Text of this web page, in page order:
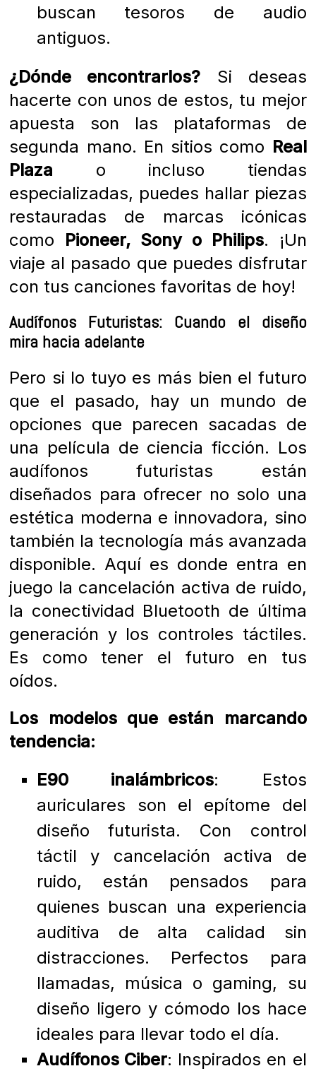
buscan tesoros de audio
antiguos.
¿Dónde encontrarlos? Si deseas
hacerte con unos de estos, tu mejor
apuesta son las plataformas de
segunda mano. En sitios como Real
Plaza o incluso tiendas
especializadas, puedes hallar piezas
restauradas de marcas icónicas
como Pioneer, Sony o Philips. ¡Un
viaje al pasado que puedes disfrutar
con tus canciones favoritas de hoy!
Audífonos Futuristas: Cuando el diseño
mira hacia adelante
Pero si lo tuyo es más bien el futuro
que el pasado, hay un mundo de
opciones que parecen sacadas de
una película de ciencia ficción. Los
audífonos futuristas están
diseñados para ofrecer no solo una
estética moderna e innovadora, sino
también la tecnología más avanzada
disponible. Aquí es donde entra en
juego la cancelación activa de ruido,
la conectividad Bluetooth de última
generación y los controles táctiles.
Es como tener el futuro en tus
oídos.
Los modelos que están marcando
tendencia:
E90 inalámbricos: Estos
auriculares son el epítome del
diseño futurista. Con control
táctil y cancelación activa de
ruido, están pensados para
quienes buscan una experiencia
auditiva de alta calidad sin
distracciones. Perfectos para
llamadas, música o gaming, su
diseño ligero y cómodo los hace
ideales para llevar todo el día.
Audífonos Ciber: Inspirados en el